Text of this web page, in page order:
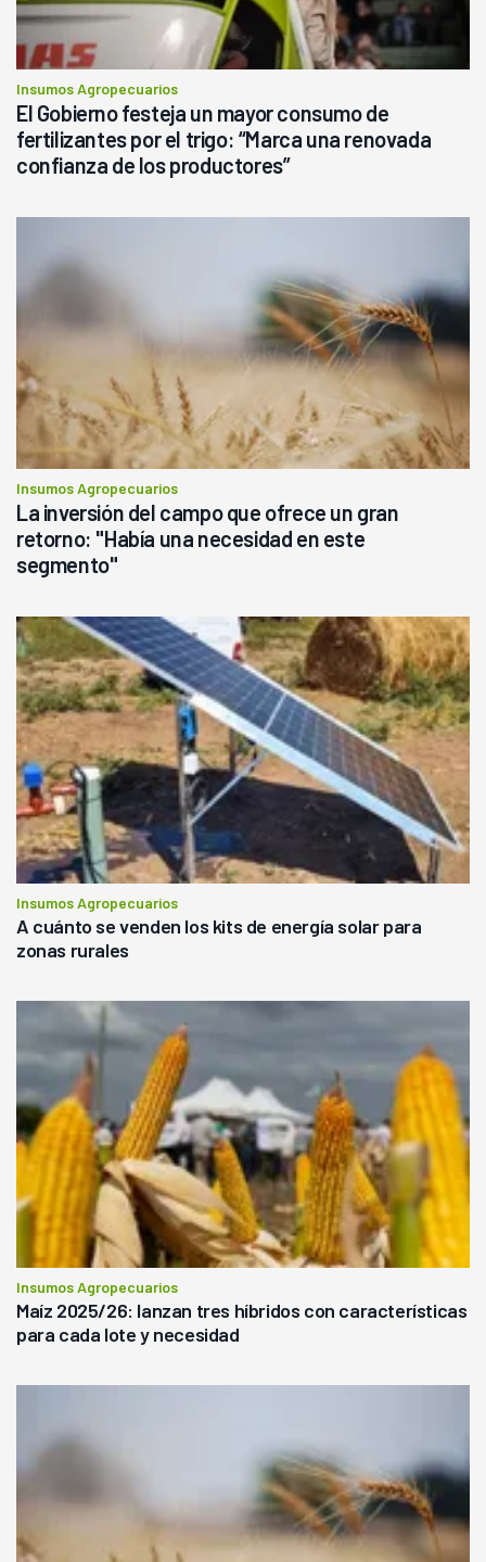
Insumos Agropecuarios
El Gobierno festeja un mayor consumo de
fertilizantes por el trigo: “Marca una renovada
confianza de los productores”
Insumos Agropecuarios
La inversión del campo que ofrece un gran
retorno: "Había una necesidad en este
segmento"
Insumos Agropecuarios
A cuánto se venden los kits de energía solar para
zonas rurales
Insumos Agropecuarios
Maíz 2025/26: lanzan tres híbridos con características
para cada lote y necesidad